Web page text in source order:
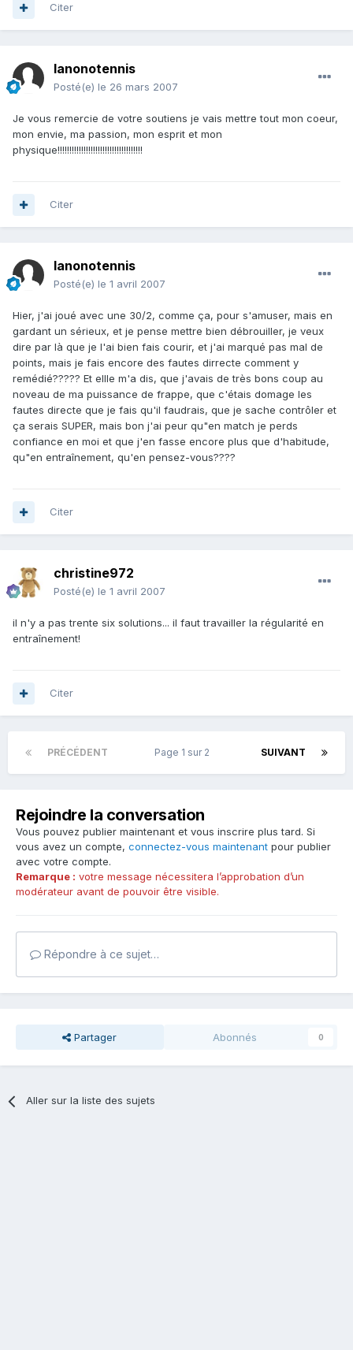
Citer
lanonotennis
Posté(e) le 26 mars 2007
Je vous remercie de votre soutiens je vais mettre tout mon coeur,
mon envie, ma passion, mon esprit et mon
physique!!!!!!!!!!!!!!!!!!!!!!!!!!!!!!!!!!!!
Citer
lanonotennis
Posté(e) le 1 avril 2007
Hier, j'ai joué avec une 30/2, comme ça, pour s'amuser, mais en
gardant un sérieux, et je pense mettre bien débrouiller, je veux
dire par là que je l'ai bien fais courir, et j'ai marqué pas mal de
points, mais je fais encore des fautes dirrecte comment y
remédié????? Et ellle m'a dis, que j'avais de très bons coup au
noveau de ma puissance de frappe, que c'étais domage les
fautes directe que je fais qu'il faudrais, que je sache contrôler et
ça serais SUPER, mais bon j'ai peur qu"en match je perds
confiance en moi et que j'en fasse encore plus que d'habitude,
qu"en entraînement, qu'en pensez-vous????
Citer
christine972
Posté(e) le 1 avril 2007
il n'y a pas trente six solutions... il faut travailler la régularité en
entraînement!
Citer
PRÉCÉDENT SUIVANT
Page 1 sur 2
Rejoindre la conversation
Vous pouvez publier maintenant et vous inscrire plus tard. Si
vous avez un compte, connectez-vous maintenant pour publier
avec votre compte.
Remarque : votre message nécessitera l’approbation d’un
modérateur avant de pouvoir être visible.
Répondre à ce sujet…
Partager Abonnés 0
Aller sur la liste des sujets